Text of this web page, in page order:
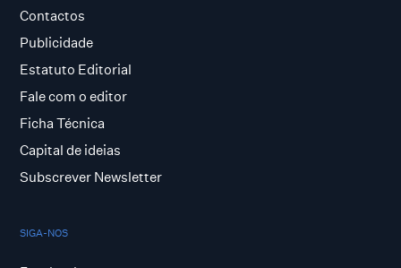
Contactos
Publicidade
Estatuto Editorial
Fale com o editor
Ficha Técnica
Capital de ideias
Subscrever Newsletter
SIGA-NOS